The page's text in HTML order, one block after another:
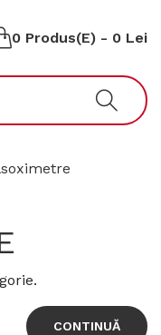
0 Produs(e) - 0 Lei
CONTINUĂ